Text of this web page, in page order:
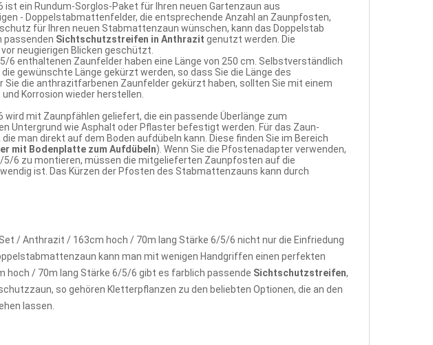
ein Rundum-Sorglos-Paket für Ihren neuen Gartenzaun aus
- Doppelstabmattenfelder, die entsprechende Anzahl an Zaunpfosten,
für Ihren neuen Stabmattenzaun wünschen, kann das Doppelstab
passenden Sichtschutzstreifen in Anthrazit genutzt werden. Die
neugierigen Blicken geschützt.
enthaltenen Zaunfelder haben eine Länge von 250 cm. Selbstverständlich
gewünschte Länge gekürzt werden, so dass Sie die Länge des
Sie die anthrazitfarbenen Zaunfelder gekürzt haben, sollten Sie mit einem
Korrosion wieder herstellen.
mit Zaunpfählen geliefert, die ein passende Überlänge zum
Untergrund wie Asphalt oder Pflaster befestigt werden. Für das Zaun-
man direkt auf dem Boden aufdübeln kann. Diese finden Sie im Bereich
mit Bodenplatte zum Aufdübeln). Wenn Sie die Pfostenadapter verwenden,
6 zu montieren, müssen die mitgelieferten Zaunpfosten auf die
ist. Das Kürzen der Pfosten des Stabmattenzauns kann durch
/ Anthrazit / 163cm hoch / 70m lang Stärke 6/5/6 nicht nur die Einfriedung
kann man mit wenigen Handgriffen einen perfekten
/ 70m lang Stärke 6/5/6 gibt es farblich passende Sichtschutzstreifen,
so gehören Kletterpflanzen zu den beliebten Optionen, die an den
lassen.